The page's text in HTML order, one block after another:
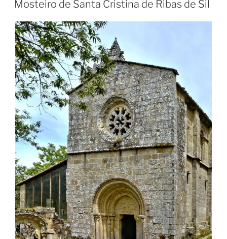
Mosteiro de Santa Cristina de Ribas de Sil